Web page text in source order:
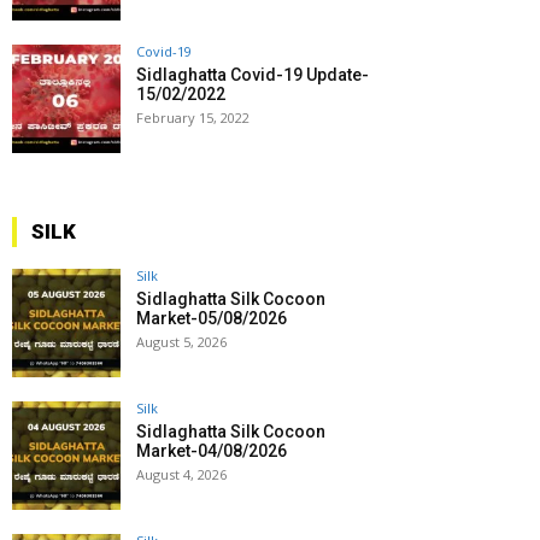
Covid-19
Sidlaghatta Covid-19 Update-
15/02/2022
February 15, 2022
SILK
Silk
Sidlaghatta Silk Cocoon
Market-05/08/2026
August 5, 2026
Silk
Sidlaghatta Silk Cocoon
Market-04/08/2026
August 4, 2026